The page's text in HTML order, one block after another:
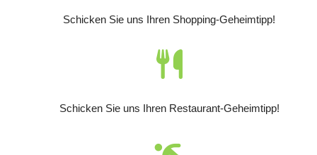
Schicken Sie uns Ihren Shopping-Geheimtipp!
Schicken Sie uns Ihren Restaurant-Geheimtipp!